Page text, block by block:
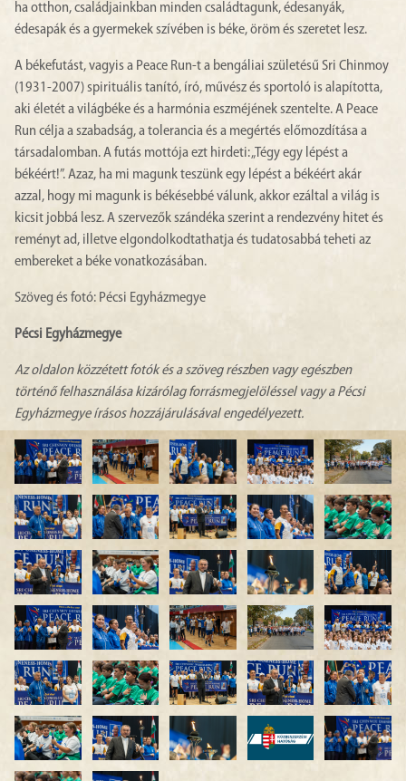
ha otthon, családjainkban minden családtagunk, édesanyák,
édesapák és a gyermekek szívében is béke, öröm és szeretet lesz.
A békefutást, vagyis a Peace Run-t a bengáliai születésű Sri Chinmoy
(1931-2007) spirituális tanító, író, művész és sportoló is alapította,
aki életét a világbéke és a harmónia eszméjének szentelte. A Peace
Run célja a szabadság, a tolerancia és a megértés előmozdítása a
társadalomban. A futás mottója ezt hirdeti: „Tégy egy lépést a
békéért!”. Azaz, ha mi magunk teszünk egy lépést a békéért akár
azzal, hogy mi magunk is békésebbé válunk, akkor ezáltal a világ is
kicsit jobbá lesz. A szervezők szándéka szerint a rendezvény hitet és
reményt ad, illetve elgondolkodtathatja és tudatosabbá teheti az
embereket a béke vonatkozásában.
Szöveg és fotó: Pécsi Egyházmegye
Pécsi Egyházmegye
Az oldalon közzétett fotók és a szöveg részben vagy egészben
történő felhasználása kizárólag forrásmegjelöléssel vagy a Pécsi
Egyházmegye írásos hozzájárulásával engedélyezett.